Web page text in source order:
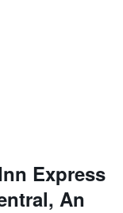
Express
An